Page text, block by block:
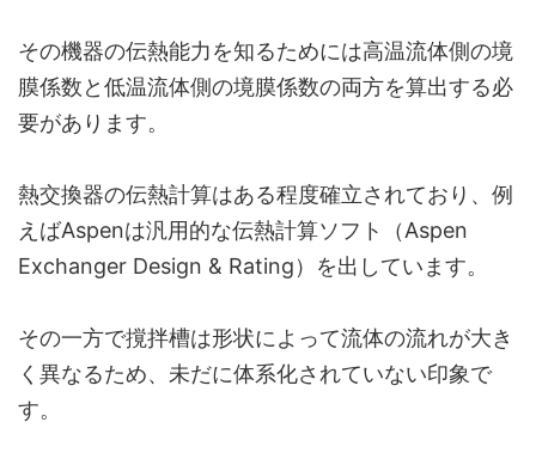
その機器の伝熱能力を知るためには高温流体側の境
膜係数と低温流体側の境膜係数の両方を算出する必
要があります。
熱交換器の伝熱計算はある程度確立されており、例
えばAspenは汎用的な伝熱計算ソフト（Aspen
Exchanger Design & Rating）を出しています。
その一方で撹拌槽は形状によって流体の流れが大き
く異なるため、未だに体系化されていない印象で
す。